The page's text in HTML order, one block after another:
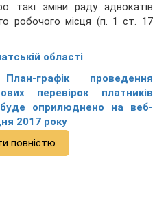
такі зміни раду адвокатів
робочого місця (п. 1 ст. 17
області
План-графік проведення
перевірок платників
оприлюднено на веб-
2017 року
повністю